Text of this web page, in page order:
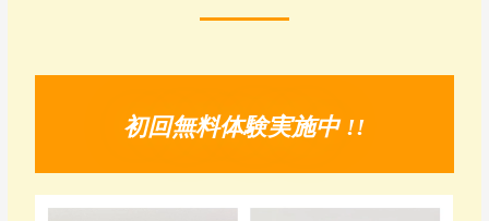
初回無料体験実施中 !!